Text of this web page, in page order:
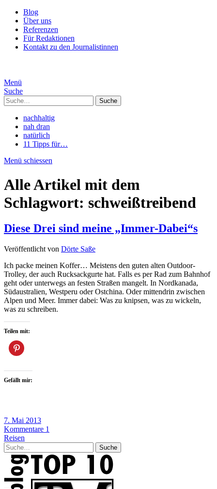
Blog
Über uns
Referenzen
Für Redaktionen
Kontakt zu den Journalistinnen
Menü
Suche
Suche
nachhaltig
nah dran
natürlich
11 Tipps für…
Menü schiessen
Alle Artikel mit dem
Schlagwort: schweißtreibend
Diese Drei sind meine „Immer-Dabei“s
Veröffentlicht von Dörte Saße
Ich packe meinen Koffer… Meistens den guten alten Outdoor-
Trolley, der auch Rucksackgurte hat. Falls es per Rad zum Bahnhof
geht oder unterwegs an festen Straßen mangelt. In Nordkanada,
Südaustralien, Westperu oder Ostchina. Oder mittendrin zwischen
Alpen und Meer. Immer dabei: Was zu knipsen, was zu wickeln,
was zu schreiben.
Teilen mit:
Gefällt mir:
7. Mai 2013
Kommentare 1
Reisen
Suche